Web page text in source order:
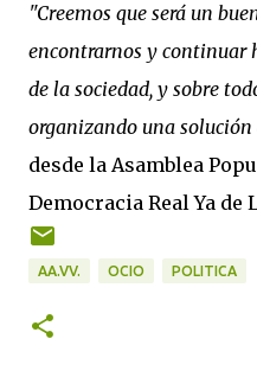
"Creemos que será un
encontrarnos y continuar
de la sociedad, y sobre
organizando una solución
desde la Asamblea
Democracia Real Ya de
AA.VV. OCIO POLITICA